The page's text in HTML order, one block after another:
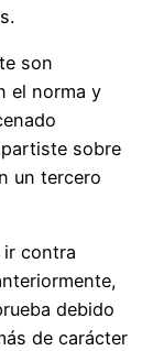
son
el norma y
sobre
un tercero
ir contra
debido
de carácter